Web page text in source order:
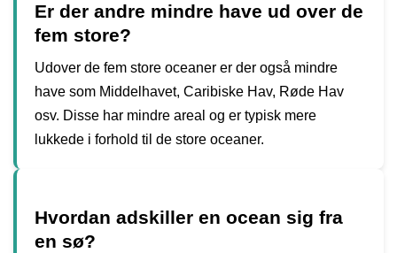
Er der andre mindre have ud over de
fem store?
Udover de fem store oceaner er der også mindre
have som Middelhavet, Caribiske Hav, Røde Hav
osv. Disse har mindre areal og er typisk mere
lukkede i forhold til de store oceaner.
Hvordan adskiller en ocean sig fra
en sø?